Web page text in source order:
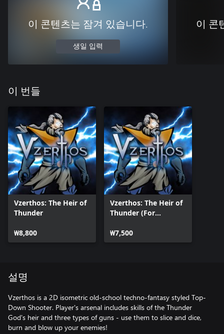
이 콘텐츠는 잠겨 있습니다.
생일 입력
이 콘
이 번들
Vzerthos: The Heir of
Thunder
₩8,800
Vzerthos: The Heir of
Thunder (For
₩7,500
설명
Vzerthos is a 2D isometric old-school techno-fantasy styled Top-
Down Shooter. Player's arsenal includes skills of the Thunder
God's heir and three types of guns - use them to slice and dice,
burn and blow up your enemies!